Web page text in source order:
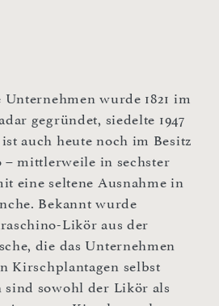
wurde 1821 im
gegründet, siedelte 1947
auch heute noch im Besitz
– mittlerweile in sechster
eine seltene Ausnahme in
Bekannt wurde
Likör aus der
die das Unternehmen
Kirschplantagen selbst
sind sowohl der Likör als